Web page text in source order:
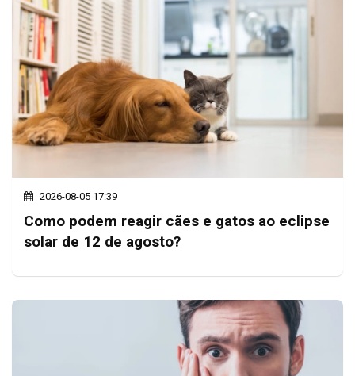
2026-08-05 17:39
Como podem reagir cães e gatos ao eclipse
solar de 12 de agosto?